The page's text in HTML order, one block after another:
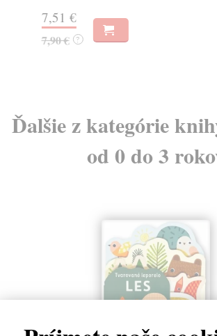
7,51 €
7,90 € ?
Ďalšie z kategórie
od 0 do 3